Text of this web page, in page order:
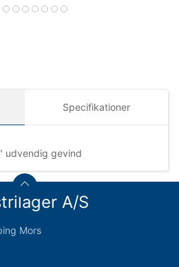
Specifikationer
udvendig gevind
A/S
Mors